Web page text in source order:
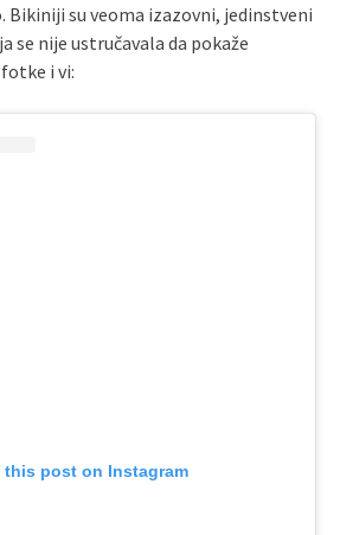
Bikiniji su veoma izazovni, jedinstveni
se nije ustručavala da pokaže
i vi:
this post on Instagram